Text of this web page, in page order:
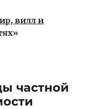
вилл и
частной